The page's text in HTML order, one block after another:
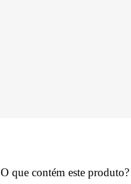
O que contém este produto?